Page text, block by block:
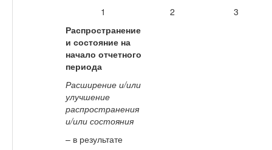
1 2
3
Распространение
и состояние на
начало отчетного
периода
Расширение и/или
улучшение
распространения
и/или состояния
– в результате